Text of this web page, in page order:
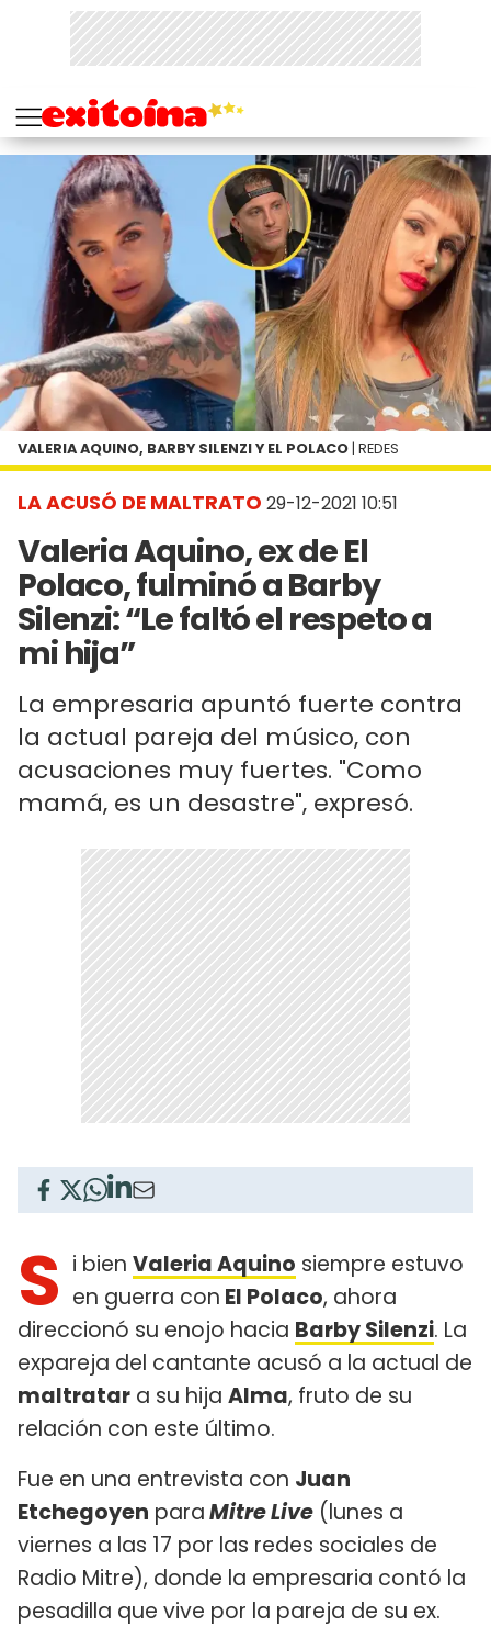
LA ACUSÓ DE MALTRATO 29-12-2021 10:51
Valeria Aquino, ex de El
Polaco, fulminó a Barby
Silenzi: “Le faltó el respeto a
mi hija”
La empresaria apuntó fuerte contra
la actual pareja del músico, con
acusaciones muy fuertes. "Como
mamá, es un desastre", expresó.
VALERIA AQUINO, BARBY SILENZI Y EL POLACO | REDES
S i bien Valeria Aquino siempre estuvo
en guerra con El Polaco, ahora
direccionó su enojo hacia Barby Silenzi. La
expareja del cantante acusó a la actual de
maltratar a su hija Alma, fruto de su
relación con este último.
Fue en una entrevista con Juan
Etchegoyen paraMitre Live (lunes a
viernes a las 17 por las redes sociales de
Radio Mitre), donde la empresaria contó la
pesadilla que vive por la pareja de su ex.